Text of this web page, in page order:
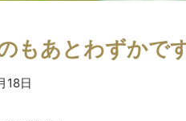
もあとわずかで
18日